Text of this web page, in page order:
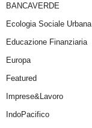
BANCAVERDE
Ecologia Sociale Urbana
Educazione Finanziaria
Europa
Featured
Imprese&Lavoro
IndoPacifico